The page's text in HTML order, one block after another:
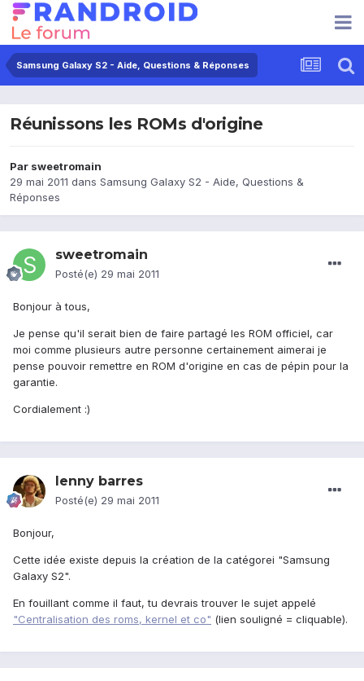
Samsung Galaxy S2 - Aide, Questions & Réponses
Réunissons les ROMs d'origine
Par sweetromain
29 mai 2011 dans Samsung Galaxy S2 - Aide, Questions &
Réponses
sweetromain
Posté(e) 29 mai 2011
Bonjour à tous,
Je pense qu'il serait bien de faire partagé les ROM officiel, car
moi comme plusieurs autre personne certainement aimerai je
pense pouvoir remettre en ROM d'origine en cas de pépin pour la
garantie.
Cordialement :)
lenny barres
Posté(e) 29 mai 2011
Bonjour,
Cette idée existe depuis la création de la catégorei "Samsung
Galaxy S2".
En fouillant comme il faut, tu devrais trouver le sujet appelé
"Centralisation des roms, kernel et co" (lien souligné = cliquable).